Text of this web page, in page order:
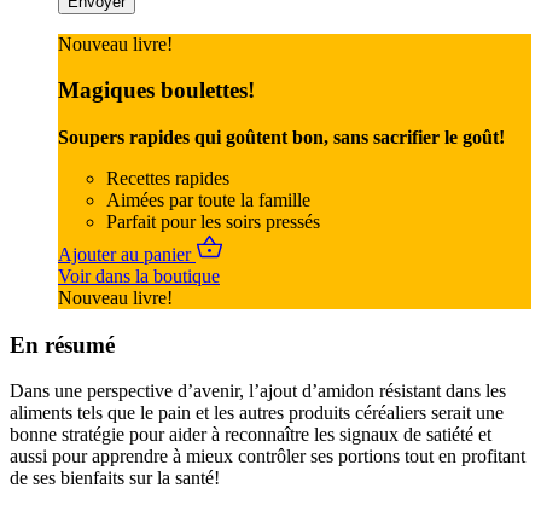
Nouveau livre!
Magiques boulettes!
Soupers rapides qui goûtent bon, sans sacrifier le goût!
Recettes rapides
Aimées par toute la famille
Parfait pour les soirs pressés
Ajouter au panier
Voir dans la boutique
Nouveau livre!
En résumé
Dans une perspective d’avenir, l’ajout d’amidon résistant dans les
aliments tels que le pain et les autres produits céréaliers serait une
bonne stratégie pour aider à reconnaître les signaux de satiété et
aussi pour apprendre à mieux contrôler ses portions tout en profitant
de ses bienfaits sur la santé!